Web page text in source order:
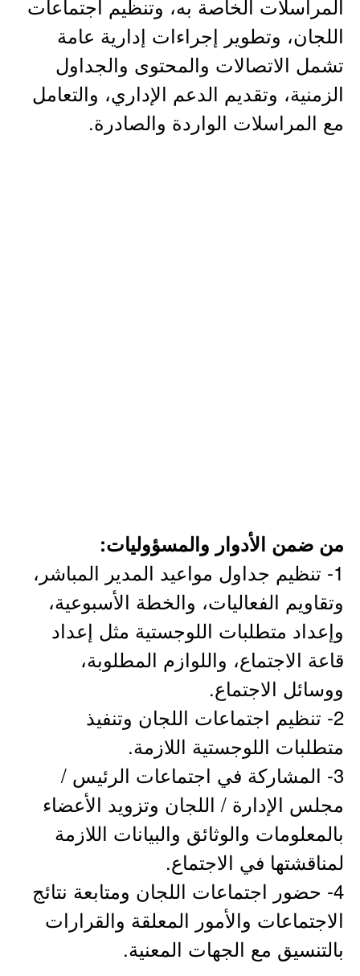
المراسلات الخاصة به، وتنظيم اجتماعات
اللجان، وتطوير إجراءات إدارية عامة
تشمل الاتصالات والمحتوى والجداول
الزمنية، وتقديم الدعم الإداري، والتعامل
مع المراسلات الواردة والصادرة.
من ضمن الأدوار والمسؤوليات:
1- تنظيم جداول مواعيد المدير المباشر،
وتقاويم الفعاليات، والخطة الأسبوعية،
وإعداد متطلبات اللوجستية مثل إعداد
قاعة الاجتماع، واللوازم المطلوبة،
ووسائل الاجتماع.
2- تنظيم اجتماعات اللجان وتنفيذ
متطلبات اللوجستية اللازمة.
3- المشاركة في اجتماعات الرئيس /
مجلس الإدارة / اللجان وتزويد الأعضاء
بالمعلومات والوثائق والبيانات اللازمة
لمناقشتها في الاجتماع.
4- حضور اجتماعات اللجان ومتابعة نتائج
الاجتماعات والأمور المعلقة والقرارات
بالتنسيق مع الجهات المعنية.